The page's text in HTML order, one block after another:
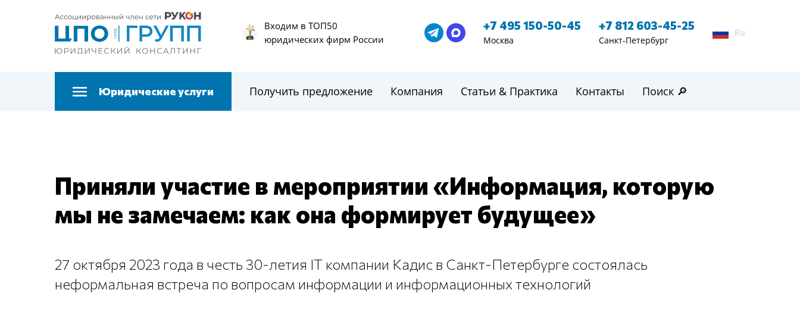
Входим в ТОП50
юридических фирм России
+7 495 150-50-45
Москва
+7 812 603-45-25
Санкт-Петербург
Ru
Юридические услуги Получить предложение Компания Статьи & Практика Контакты Поиск 🔎
Приняли участие в мероприятии «Информация, которую
мы не замечаем: как она формирует будущее»
27 октября 2023 года в честь 30-летия IT компании Кадис в Санкт-Петербурге состоялась
неформальная встреча по вопросам информации и информационных технологий